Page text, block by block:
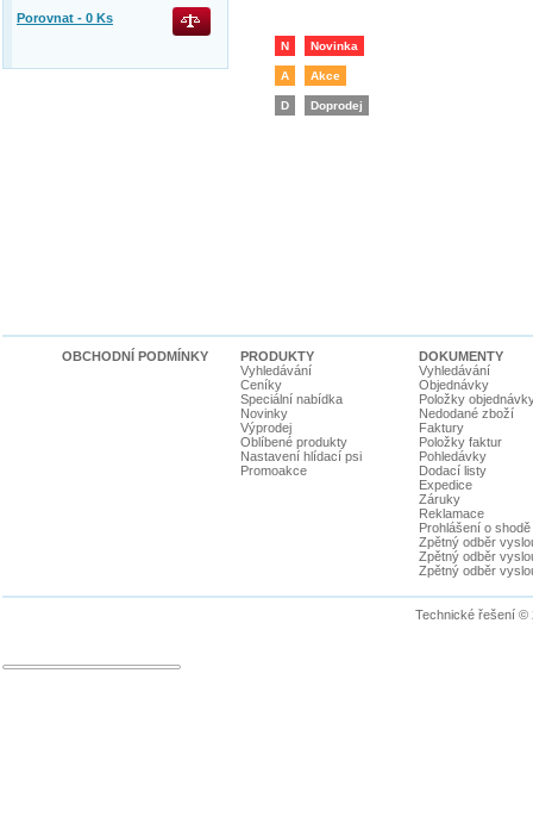
N Novinka
A Akce
D Doprodej
Porovnat - 0 Ks
OBCHODNÍ PODMÍNKY
PRODUKTY
Vyhledávání
Ceníky
Speciální nabídka
Novinky
Výprodej
Oblíbené produkty
Nastavení hlídací psi
Promoakce
DOKUMENTY
Vyhledávání
Objednávky
Položky
Nedodané zboží
Faktury
Položky faktur
Pohledávky
Dodací listy
Expedice
Záruky
Reklamace
Prohlášení o shodě
Zpětný odběr
Zpětný odběr
Zpětný odběr
Technické řešení ©